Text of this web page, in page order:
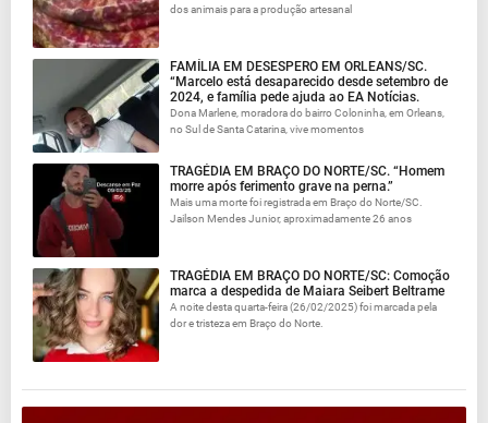
dos animais para a produção artesanal
FAMÍLIA EM DESESPERO EM ORLEANS/SC.
“Marcelo está desaparecido desde setembro de
2024, e família pede ajuda ao EA Notícias.
Dona Marlene, moradora do bairro Coloninha, em Orleans,
no Sul de Santa Catarina, vive momentos
TRAGÉDIA EM BRAÇO DO NORTE/SC. “Homem
morre após ferimento grave na perna.”
Mais uma morte foi registrada em Braço do Norte/SC.
Jailson Mendes Junior, aproximadamente 26 anos
TRAGÉDIA EM BRAÇO DO NORTE/SC: Comoção
marca a despedida de Maiara Seibert Beltrame
A noite desta quarta-feira (26/02/2025) foi marcada pela
dor e tristeza em Braço do Norte.